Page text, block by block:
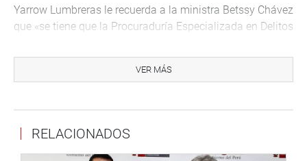
Yarrow Lumbreras le recuerda a la ministra Betssy Chávez
que «se tiene que la Procuraduría Especializada en Delitos
señor Carhuapoma Yance por el presunto delito de
negociación incompatible a raíz de los cuestionamientos
6.1 de la Ley N.° 27056, Ley de Creación del Seguro Social
de Salud, que dispone que los representantes del Estado
VER MÁS
RELACIONADOS